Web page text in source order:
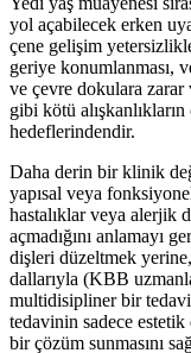
yol açabilecek erken
çene gelişim
geriye konumlanması,
ve çevre dokulara zarar
gibi kötü
hedeflerindendir.
Daha derin bir klinik
yapısal veya
hastalıklar veya alerjik
açmadığını anlamayı
dişleri düzeltmek
dallarıyla (KBB
multidisipliner bir
tedavinin sadece
bir çözüm sunmasını